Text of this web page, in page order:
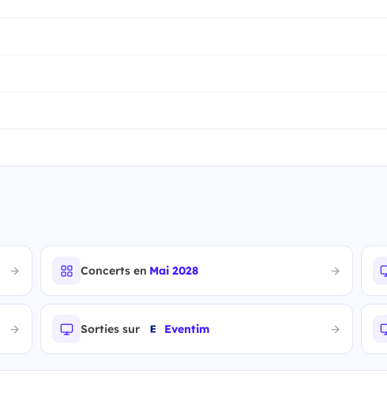
Concerts en Mai 2028
Sorties sur Eventim